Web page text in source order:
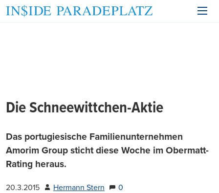
Die Schneewittchen-Aktie
Das portugiesische Familienunternehmen
Amorim Group sticht diese Woche im Obermatt-
Rating heraus.
20.3.2015 Hermann Stern
0